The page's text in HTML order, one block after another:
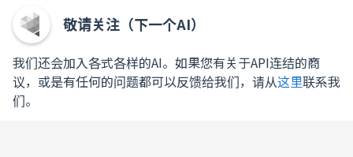
敬请关注（下一个AI）
我们还会加入各式各样的AI。如果您有关于API连结的商
议，或是有任何的问题都可以反馈给我们，请从这里联系我
们。